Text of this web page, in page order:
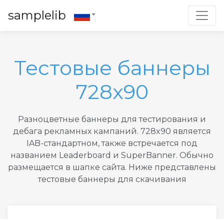
samplelib
Тестовые баннеры
728x90
Разноцветные баннеры для тестирования и
дебага рекламных кампаний. 728x90 является
IAB-стандартном, также встречается под
названием Leaderboard и SuperBanner. Обычно
размещается в шапке сайта. Ниже представлены
тестовые баннеры для скачивания